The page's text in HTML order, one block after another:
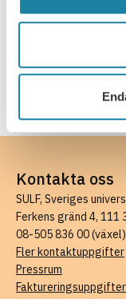
Sanne
Kontakta oss
SULF, Sveriges
Ferkens gränd 4, 111
08-505 836 00
Fler kontaktuppgifter
Pressrum
Faktureringsuppgifter